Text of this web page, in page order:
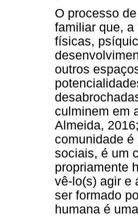
O processo
familiar que,
físicas,
outros
culminem em
Almeida,
comunidade
sociais, é um
propriamente
vê-lo(s) agir e
ser formado
humana é